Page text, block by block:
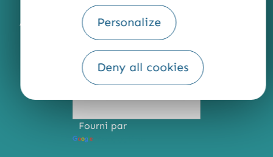
Personalize
Deny all cookies
ACCESSIBILITÉ : NON CONFORME
Fourni par